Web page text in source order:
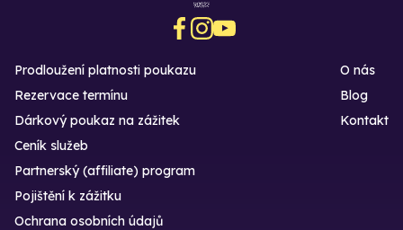
Prodloužení platnosti poukazu
Rezervace termínu
Dárkový poukaz na zážitek
O nás
Blog
Kontakt
Ceník služeb
Partnerský (affiliate) program
Pojištění k zážitku
Ochrana osobních údajů